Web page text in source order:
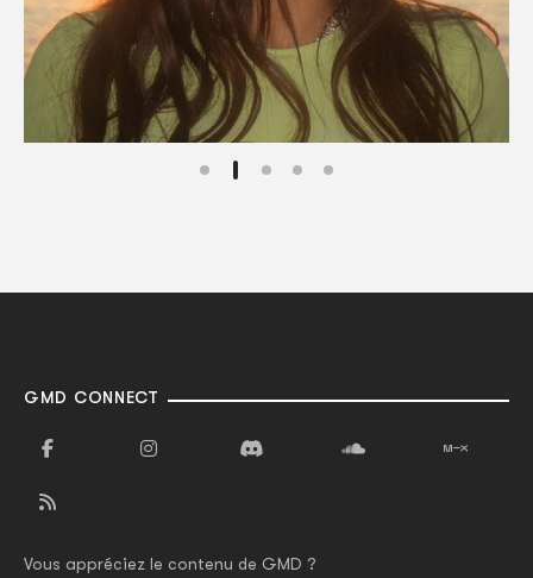
GMD CONNECT
Vous appréciez le contenu de GMD ?